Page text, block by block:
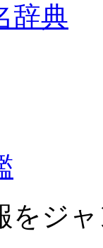
辞典
をジ